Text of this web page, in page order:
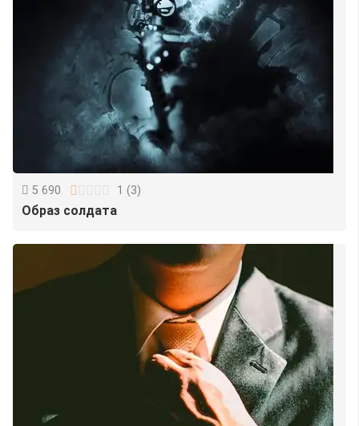
5 690 1 (3)
Образ солдата